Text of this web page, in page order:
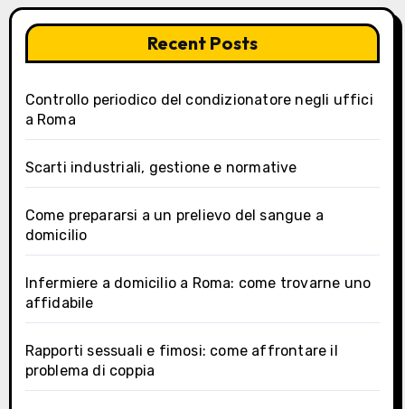
Recent Posts
Controllo periodico del condizionatore negli uffici
a Roma
Scarti industriali, gestione e normative
Come prepararsi a un prelievo del sangue a
domicilio
Infermiere a domicilio a Roma: come trovarne uno
affidabile
Rapporti sessuali e fimosi: come affrontare il
problema di coppia